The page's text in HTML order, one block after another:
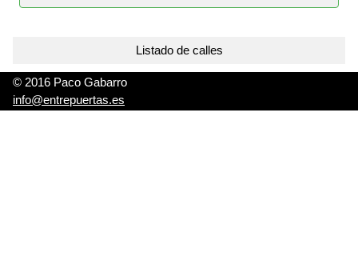
Listado de calles
© 2016 Paco Gabarro
info@entrepuertas.es